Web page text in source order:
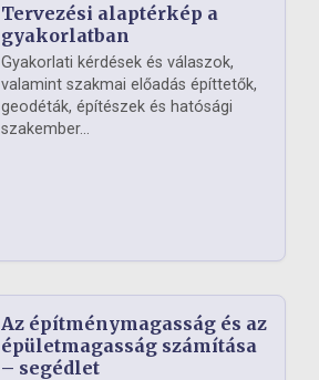
Tervezési alaptérkép a
gyakorlatban
Gyakorlati kérdések és válaszok,
valamint szakmai előadás építtetők,
geodéták, építészek és hatósági
szakember...
Az építménymagasság és az
épületmagasság számítása
– segédlet